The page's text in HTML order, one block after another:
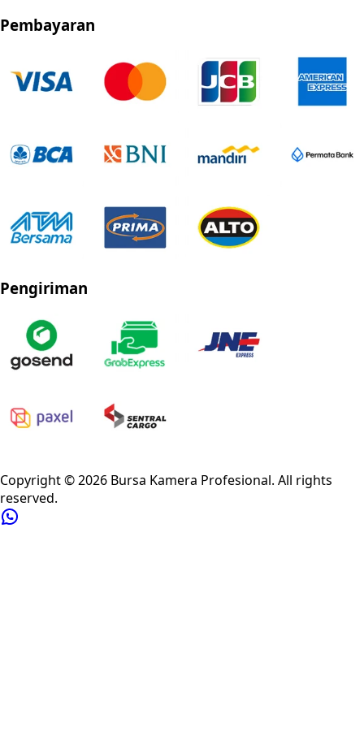
Pembayaran
Pengiriman
Copyright ©2026 Bursa Kamera Profesional. All rights
reserved.